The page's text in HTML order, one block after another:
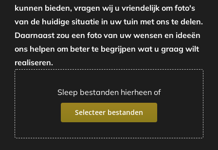
kunnen bieden, vragen wij u vriendelijk om foto's
van de huidige situatie in uw tuin met ons te delen.
Daarnaast zou een foto van uw wensen en ideeën
ons helpen om beter te begrijpen wat u graag wilt
realiseren.
Sleep bestanden hierheen of
Selecteer bestanden